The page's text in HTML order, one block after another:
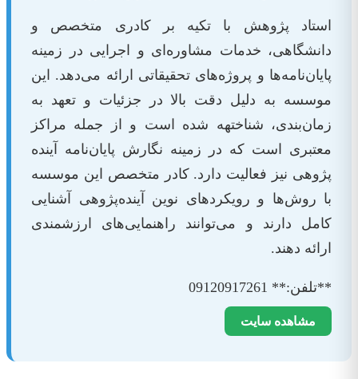
استاد پژوهش با تکیه بر کادری متخصص و
دانشگاهی، خدمات مشاوره‌ای و اجرایی در زمینه
پایان‌نامه‌ها و پروژه‌های تحقیقاتی ارائه می‌دهد. این
موسسه به دلیل دقت بالا در جزئیات و تعهد به
زمان‌بندی، شناختهه شده است و از جمله مراکز
معتبری است که در زمینه نگارش پایان‌نامه آینده
پژوهی نیز فعالیت دارد. کادر متخصص این موسسه
با روش‌ها و رویکردهای نوین آینده‌پژوهی آشنایی
کامل دارند و می‌توانند راهنمایی‌های ارزشمندی
ارائه دهند.
**تلفن:** 09120917261
مشاهده سایت